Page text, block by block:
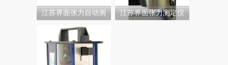
江苏界面张力自动测
定...
江苏界面张力测定仪